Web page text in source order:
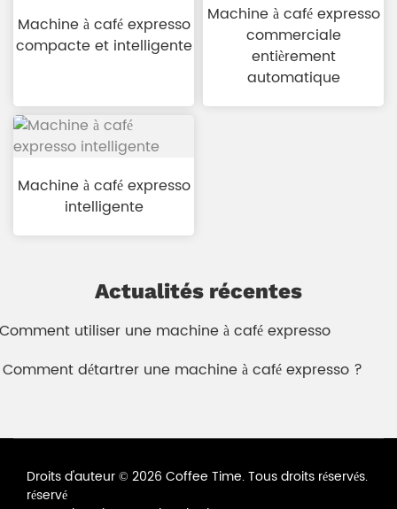
Machine à café expresso
compacte et intelligente
Machine à café expresso
commerciale
entièrement
automatique
Machine à café expresso
intelligente
Actualités récentes
utiliser une machine à café expresso
Comment détartrer une machine à café expresso ?
Droits d'auteur © 2026 Coffee Time. Tous droits réservés.
réservé